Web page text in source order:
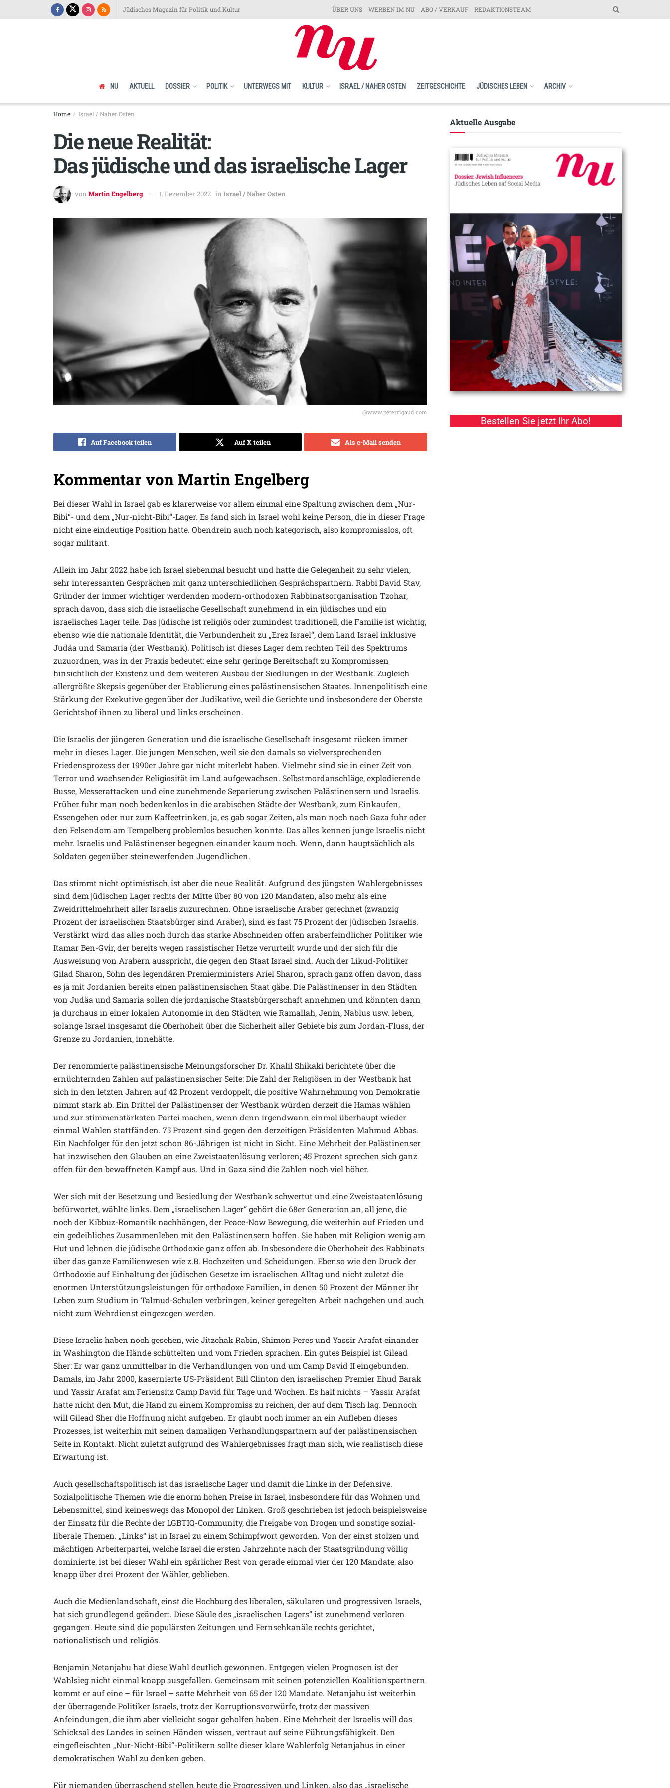
Jüdisches Magazin für Politik und Kultur ÜBER UNS WERBEN IM NU ABO / VERKAUF REDAKTIONSTEAM
NU AKTUELL DOSSIER POLITIK UNTERWEGS MIT KULTUR ISRAEL / NAHER OSTEN ZEITGESCHICHTE JÜDISCHES LEBEN ARCHIV
Home Israel / Naher Osten
Die neue Realität:
Das jüdische und das israelische Lager
von Martin Engelberg 1. Dezember 2022 in Israel / Naher Osten
@www.peterrigaud.com
Auf Facebook teilen Auf X teilen Als e-Mail senden
Kommentar von Martin Engelberg
Bei dieser Wahl in Israel gab es klarerweise vor allem einmal eine Spaltung zwischen dem „Nur-
Bibi“- und dem „Nur-nicht-Bibi“-Lager. Es fand sich in Israel wohl keine Person, die in dieser Frage
nicht eine eindeutige Position hatte. Obendrein auch noch kategorisch, also kompromisslos, oft
sogar militant.
Allein im Jahr 2022 habe ich Israel siebenmal besucht und hatte die Gelegenheit zu sehr vielen,
sehr interessanten Gesprächen mit ganz unterschiedlichen Gesprächspartnern. Rabbi David Stav,
Gründer der immer wichtiger werdenden modern-orthodoxen Rabbinatsorganisation Tzohar,
sprach davon, dass sich die israelische Gesellschaft zunehmend in ein jüdisches und ein
israelisches Lager teile. Das jüdische ist religiös oder zumindest traditionell, die Familie ist wichtig,
ebenso wie die nationale Identität, die Verbundenheit zu „Erez Israel“, dem Land Israel inklusive
Judäa und Samaria (der Westbank). Politisch ist dieses Lager dem rechten Teil des Spektrums
zuzuordnen, was in der Praxis bedeutet: eine sehr geringe Bereitschaft zu Kompromissen
hinsichtlich der Existenz und dem weiteren Ausbau der Siedlungen in der Westbank. Zugleich
allergrößte Skepsis gegenüber der Etablierung eines palästinensischen Staates. Innenpolitisch eine
Stärkung der Exekutive gegenüber der Judikative, weil die Gerichte und insbesondere der Oberste
Gerichtshof ihnen zu liberal und links erscheinen.
Die Israelis der jüngeren Generation und die israelische Gesellschaft insgesamt rücken immer
mehr in dieses Lager. Die jungen Menschen, weil sie den damals so vielversprechenden
Friedensprozess der 1990er Jahre gar nicht miterlebt haben. Vielmehr sind sie in einer Zeit von
Terror und wachsender Religiosität im Land aufgewachsen. Selbstmordanschläge, explodierende
Busse, Messerattacken und eine zunehmende Separierung zwischen Palästinensern und Israelis.
Früher fuhr man noch bedenkenlos in die arabischen Städte der Westbank, zum Einkaufen,
Essengehen oder nur zum Kaffeetrinken, ja, es gab sogar Zeiten, als man noch nach Gaza fuhr oder
den Felsendom am Tempelberg problemlos besuchen konnte. Das alles kennen junge Israelis nicht
mehr. Israelis und Palästinenser begegnen einander kaum noch. Wenn, dann hauptsächlich als
Soldaten gegenüber steinewerfenden Jugendlichen.
Das stimmt nicht optimistisch, ist aber die neue Realität. Aufgrund des jüngsten Wahlergebnisses
sind dem jüdischen Lager rechts der Mitte über 80 von 120 Mandaten, also mehr als eine
Zweidrittelmehrheit aller Israelis zuzurechnen. Ohne israelische Araber gerechnet (zwanzig
Prozent der israelischen Staatsbürger sind Araber), sind es fast 75 Prozent der jüdischen Israelis.
Verstärkt wird das alles noch durch das starke Abschneiden offen araberfeindlicher Politiker wie
Itamar Ben-Gvir, der bereits wegen rassistischer Hetze verurteilt wurde und der sich für die
Ausweisung von Arabern ausspricht, die gegen den Staat Israel sind. Auch der Likud-Politiker
Gilad Sharon, Sohn des legendären Premierministers Ariel Sharon, sprach ganz offen davon, dass
es ja mit Jordanien bereits einen palästinensischen Staat gäbe. Die Palästinenser in den Städten
von Judäa und Samaria sollen die jordanische Staatsbürgerschaft annehmen und könnten dann
ja durchaus in einer lokalen Autonomie in den Städten wie Ramallah, Jenin, Nablus usw. leben,
solange Israel insgesamt die Oberhoheit über die Sicherheit aller Gebiete bis zum Jordan-Fluss, der
Grenze zu Jordanien, innehätte.
Der renommierte palästinensische Meinungsforscher Dr. Khalil Shikaki berichtete über die
ernüchternden Zahlen auf palästinensischer Seite: Die Zahl der Religiösen in der Westbank hat
sich in den letzten Jahren auf 42 Prozent verdoppelt, die positive Wahrnehmung von Demokratie
nimmt stark ab. Ein Drittel der Palästinenser der Westbank würden derzeit die Hamas wählen
und zur stimmenstärksten Partei machen, wenn denn irgendwann einmal überhaupt wieder
einmal Wahlen stattfänden. 75 Prozent sind gegen den derzeitigen Präsidenten Mahmud Abbas.
Ein Nachfolger für den jetzt schon 86-Jährigen ist nicht in Sicht. Eine Mehrheit der Palästinenser
hat inzwischen den Glauben an eine Zweistaatenlösung verloren; 45 Prozent sprechen sich ganz
offen für den bewaffneten Kampf aus. Und in Gaza sind die Zahlen noch viel höher.
Wer sich mit der Besetzung und Besiedlung der Westbank schwertut und eine Zweistaatenlösung
befürwortet, wählte links. Dem „israelischen Lager“ gehört die 68er Generation an, all jene, die
noch der Kibbuz-Romantik nachhängen, der Peace-Now Bewegung, die weiterhin auf Frieden und
ein gedeihliches Zusammenleben mit den Palästinensern hoffen. Sie haben mit Religion wenig am
Hut und lehnen die jüdische Orthodoxie ganz offen ab. Insbesondere die Oberhoheit des Rabbinats
über das ganze Familienwesen wie z.B. Hochzeiten und Scheidungen. Ebenso wie den Druck der
Orthodoxie auf Einhaltung der jüdischen Gesetze im israelischen Alltag und nicht zuletzt die
enormen Unterstützungsleistungen für orthodoxe Familien, in denen 50 Prozent der Männer ihr
Leben zum Studium in Talmud-Schulen verbringen, keiner geregelten Arbeit nachgehen und auch
nicht zum Wehrdienst eingezogen werden.
Diese Israelis haben noch gesehen, wie Jitzchak Rabin, Shimon Peres und Yassir Arafat einander
in Washington die Hände schüttelten und vom Frieden sprachen. Ein gutes Beispiel ist Gilead
Sher: Er war ganz unmittelbar in die Verhandlungen von und um Camp David II eingebunden.
Damals, im Jahr 2000, kasernierte US-Präsident Bill Clinton den israelischen Premier Ehud Barak
und Yassir Arafat am Feriensitz Camp David für Tage und Wochen. Es half nichts – Yassir Arafat
hatte nicht den Mut, die Hand zu einem Kompromiss zu reichen, der auf dem Tisch lag. Dennoch
will Gilead Sher die Hoffnung nicht aufgeben. Er glaubt noch immer an ein Aufleben dieses
Prozesses, ist weiterhin mit seinen damaligen Verhandlungspartnern auf der palästinensischen
Seite in Kontakt. Nicht zuletzt aufgrund des Wahlergebnisses fragt man sich, wie realistisch diese
Erwartung ist.
Auch gesellschaftspolitisch ist das israelische Lager und damit die Linke in der Defensive.
Sozialpolitische Themen wie die enorm hohen Preise in Israel, insbesondere für das Wohnen und
Lebensmittel, sind keineswegs das Monopol der Linken. Groß geschrieben ist jedoch beispielsweise
der Einsatz für die Rechte der LGBTIQ-Community, die Freigabe von Drogen und sonstige sozial-
liberale Themen. „Links“ ist in Israel zu einem Schimpfwort geworden. Von der einst stolzen und
mächtigen Arbeiterpartei, welche Israel die ersten Jahrzehnte nach der Staatsgründung völlig
dominierte, ist bei dieser Wahl ein spärlicher Rest von gerade einmal vier der 120 Mandate, also
knapp über drei Prozent der Wähler, geblieben.
Auch die Medienlandschaft, einst die Hochburg des liberalen, säkularen und progressiven Israels,
hat sich grundlegend geändert. Diese Säule des „israelischen Lagers“ ist zunehmend verloren
gegangen. Heute sind die populärsten Zeitungen und Fernsehkanäle rechts gerichtet,
nationalistisch und religiös.
Benjamin Netanjahu hat diese Wahl deutlich gewonnen. Entgegen vielen Prognosen ist der
Wahlsieg nicht einmal knapp ausgefallen. Gemeinsam mit seinen potenziellen Koalitionspartnern
kommt er auf eine – für Israel – satte Mehrheit von 65 der 120 Mandate. Netanjahu ist weiterhin
der überragende Politiker Israels, trotz der Korruptionsvorwürfe, trotz der massiven
Anfeindungen, die ihm aber vielleicht sogar geholfen haben. Eine Mehrheit der Israelis will das
Schicksal des Landes in seinen Händen wissen, vertraut auf seine Führungsfähigkeit. Den
eingefleischten „Nur-Nicht-Bibi“-Politikern sollte dieser klare Wahlerfolg Netanjahus in einer
demokratischen Wahl zu denken geben.
Für niemanden überraschend stellen heute die Progressiven und Linken, also das „israelische
Aktuelle Ausgabe​
Bestellen Sie jetzt Ihr Abo!